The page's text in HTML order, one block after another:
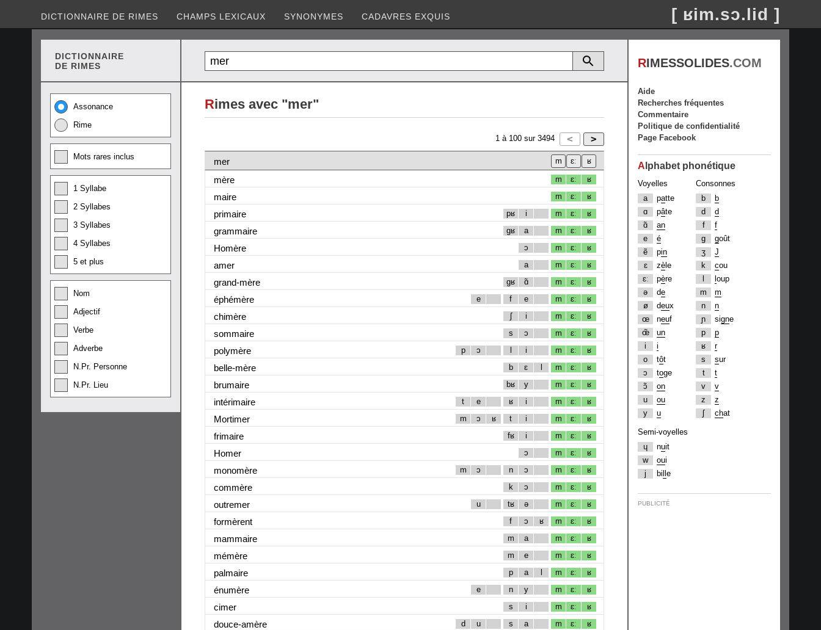
DICTIONNAIRE DE RIMES CHAMPS LEXICAUX SYNONYMES CADAVRES EXQUIS [ ʁim.sɔ.lid ]
DICTIONNAIRE
DE RIMES
Assonance
Rime
Mots rares inclus
1 Syllabe
2 Syllabes
3 Syllabes
4 Syllabes
5 et plus
Nom
Adjectif
Verbe
Adverbe
N.Pr. Personne
N.Pr. Lieu
Rimes avec "mer"
1 à 100 sur 3494
mer
mère
m ɛː ʁ
maire m ɛː ʁ
primaire pʁ i m ɛː ʁ
grammaire gʁ a m ɛː ʁ
Homère ɔ m ɛː ʁ
amer a m ɛː ʁ
grand-mère gʁ ɑ̃ m ɛː ʁ
éphémère e f e m ɛː ʁ
chimère ʃ i m ɛː ʁ
sommaire s ɔ m ɛː ʁ
polymère p ɔ l i m ɛː ʁ
belle-mère b ɛ l m ɛː ʁ
brumaire bʁ y m ɛː ʁ
intérimaire t e ʁ i m ɛː ʁ
Mortimer m ɔ ʁ t i m ɛː ʁ
frimaire fʁ i m ɛː ʁ
Homer ɔ m ɛː ʁ
monomère m ɔ n ɔ m ɛː ʁ
commère k ɔ m ɛː ʁ
outremer u tʁ ə m ɛː ʁ
formèrent f ɔ ʁ m ɛː ʁ
mammaire m a m ɛː ʁ
mémère m e m ɛː ʁ
palmaire p a l m ɛː ʁ
énumère e n y m ɛː ʁ
cimer s i m ɛː ʁ
douce-amère d u s a m ɛː ʁ
RIMESSOLIDES.COM
Aide
Recherches fréquentes
Commentaire
Politique de confidentialité
Page Facebook
A lphabet phonétique
Voyelles
a
patte
ɑ
pâte
ɑ̃
an
e
é
ẽ
pin
ɛ
zè le
ɛː
père
ə
de
ø
deux
œ
neuf
œ̃
un
i
i
o
tôt
ɔ
toge
ɔ̃
on
u
ou
y
u
Consonnes
b
b
d
d
f
f
g
goût
ʒ
J
k
cou
oup
m
m
n
n
ɲ
signe
p
p
ʁ
r
s
sur
t
t
v
v
z
z
ʃ
chat
Semi-voyelles
ɥ
nuit
w
oui
j
bi e
PUBLICITÉ